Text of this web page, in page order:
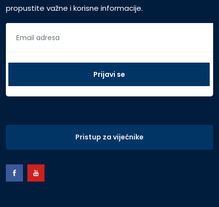
propustite važne i korisne informacije.
Pristup za vijećnike